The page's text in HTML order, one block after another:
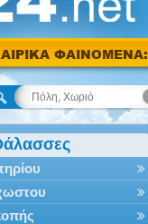
ΦΑΙΝΟΜΕΝΑ: